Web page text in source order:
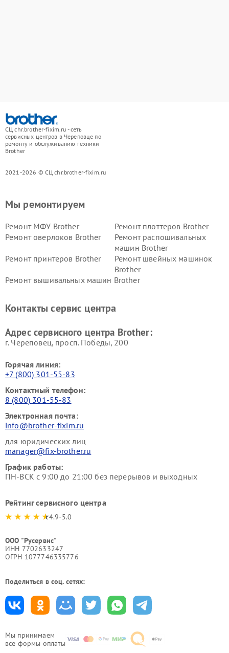
СЦ chr.brother-fixim.ru - сеть
сервисных центров в Череповце по
ремонту и обслуживанию техники
Brother
2021-2026 © СЦ chr.brother-fixim.ru
Мы принимаем
все формы оплаты
Мы ремонтируем
Ремонт МФУ Brother
Ремонт плоттеров Brother
Ремонт оверлоков Brother
Ремонт распошивальных
машин Brother
Ремонт принтеров Brother
Ремонт швейных машинок
Brother
Ремонт вышивальных машин Brother
Контакты сервис центра
Адрес сервисного центра Brother:
г. Череповец, просп. Победы, 200
Горячая линия:
+7 (800) 301-55-83
Контактный телефон:
8 (800) 301-55-83
Электронная почта:
info@brother-fixim.ru
для юридических лиц
manager@fix-brother.ru
График работы:
ПН-ВСК с 9:00 до 21:00 без перерывов и выходных
Рейтинг сервисного центра
4.9-5.0
ООО "Русервис"
ИНН 7702633247
ОГРН 1077746335776
Поделиться в соц. сетях: